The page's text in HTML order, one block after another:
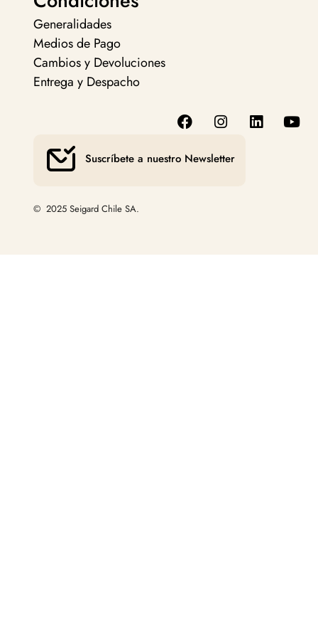
Generalidades
Medios de Pago
Cambios y Devoluciones
Entrega y Despacho
Suscríbete a nuestro Newsletter
© 2025 Seigard Chile SA.